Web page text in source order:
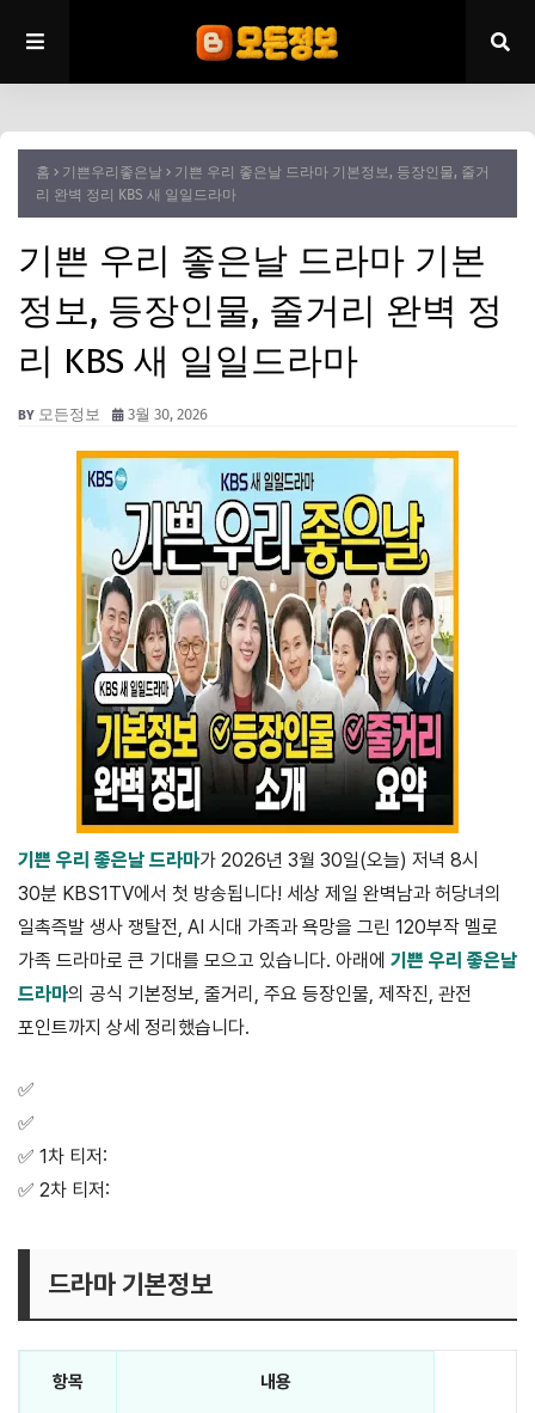
홈 기쁜우리좋은날
기쁜 우리 좋은날 드라마 기본정보, 등장인물, 줄거
리 완벽 정리 KBS 새 일일드라마
기쁜 우리 좋은날 드라마 기본
정보, 등장인물, 줄거리 완벽 정
리 KBS 새 일일드라마
모든정보 3월 30, 2026
기쁜 우리 좋은날 드라마가 2026년 3월 30일(오늘) 저녁 8시
30분 KBS1TV에서 첫 방송됩니다! 세상 제일 완벽남과 허당녀의
일촉즉발 생사 쟁탈전, AI 시대 가족과 욕망을 그린 120부작 멜로
가족 드라마로 큰 기대를 모으고 있습니다. 아래에 기쁜 우리 좋은날
드라마의 공식 기본정보, 줄거리, 주요 등장인물, 제작진, 관전
포인트까지 상세 정리했습니다.
✅
✅
✅ 1차 티저:
✅ 2차 티저:
드라마 기본정보
항목 내용